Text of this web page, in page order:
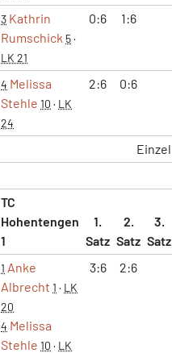
3 Kathrin
Rumschick 5·
LK 21
0:6 1:6
4 Melissa
Stehle 10 · LK
24
2:6 0:6
Einzel
TC
Hohentengen
1
1.
Satz
2.
Satz
3.
Satz
1 Anke
Albrecht 1 · LK
20
4 Melissa
Stehle 10 · LK
3:6 2:6